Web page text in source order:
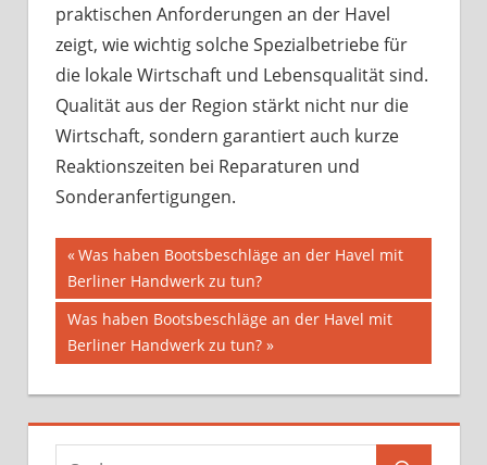
praktischen Anforderungen an der Havel
zeigt, wie wichtig solche Spezialbetriebe für
die lokale Wirtschaft und Lebensqualität sind.
Qualität aus der Region stärkt nicht nur die
Wirtschaft, sondern garantiert auch kurze
Reaktionszeiten bei Reparaturen und
Sonderanfertigungen.
Beitragsnavigation
Vorheriger
Beitrag:
Was haben Bootsbeschläge an der Havel mit
Berliner Handwerk zu tun?
Nächster
Beitrag:
Was haben Bootsbeschläge an der Havel mit
Berliner Handwerk zu tun?